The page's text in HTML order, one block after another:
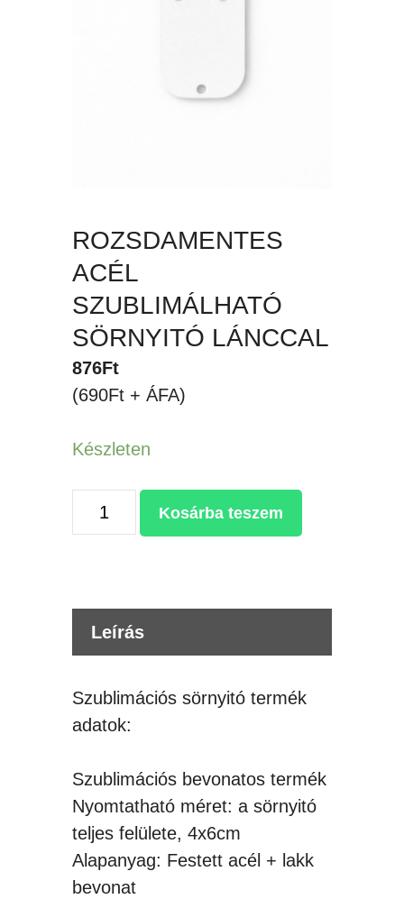
ROZSDAMENTES
ACÉL
SZUBLIMÁLHATÓ
SÖRNYITÓ LÁNCCAL
876Ft
(690Ft + ÁFA)
Készleten
ROZSDAMENTES
ACÉL
LÁNCCAL
mennyiség
Kosárba teszem
Leírás
Szublimációs sörnyitó termék
adatok:
Szublimációs bevonatos termék
Nyomtatható méret: a sörnyitó
teljes felülete, 4x6cm
Alapanyag: Festett acél + lakk
bevonat